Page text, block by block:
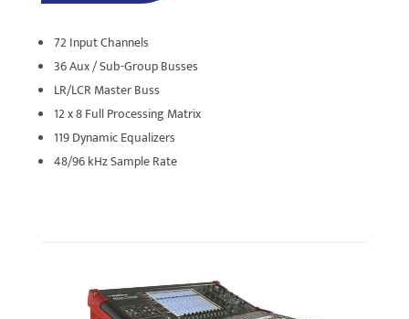
72 Input Channels
36 Aux / Sub-Group Busses
LR/LCR Master Buss
12 x 8 Full Processing Matrix
119 Dynamic Equalizers
48/96 kHz Sample Rate